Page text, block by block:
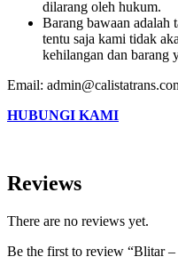
dilarang oleh hukum.
Barang bawaan adalah
tentu saja kami tidak
kehilangan dan barang
Email:
HUBUNGI KAMI
Reviews
There are no reviews yet.
Be the first to review “Blitar –